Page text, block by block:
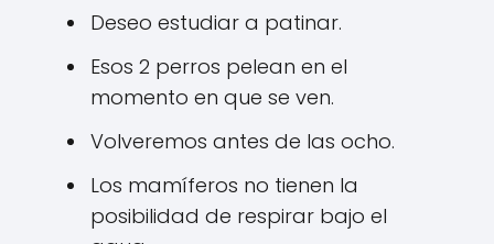
Deseo estudiar a patinar.
Esos 2 perros pelean en el
momento en que se ven.
Volveremos antes de las ocho.
Los mamíferos no tienen la
posibilidad de respirar bajo el